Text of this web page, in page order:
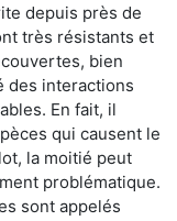
depuis près de
très résistants et
bien
des interactions
En fait, il
qui causent le
la moitié peut
problématique.
sont appelés